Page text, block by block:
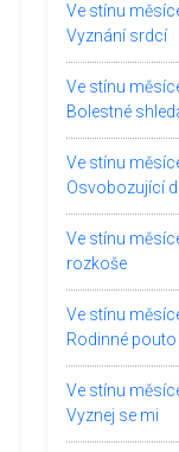
Ve stínu
Vyznání srdcí
Ve stínu
Bolestné
Ve stínu
Osvobozující
Ve stínu
rozkoše
Ve stínu
Rodinné pouto
Ve stínu
Vyznej se mi